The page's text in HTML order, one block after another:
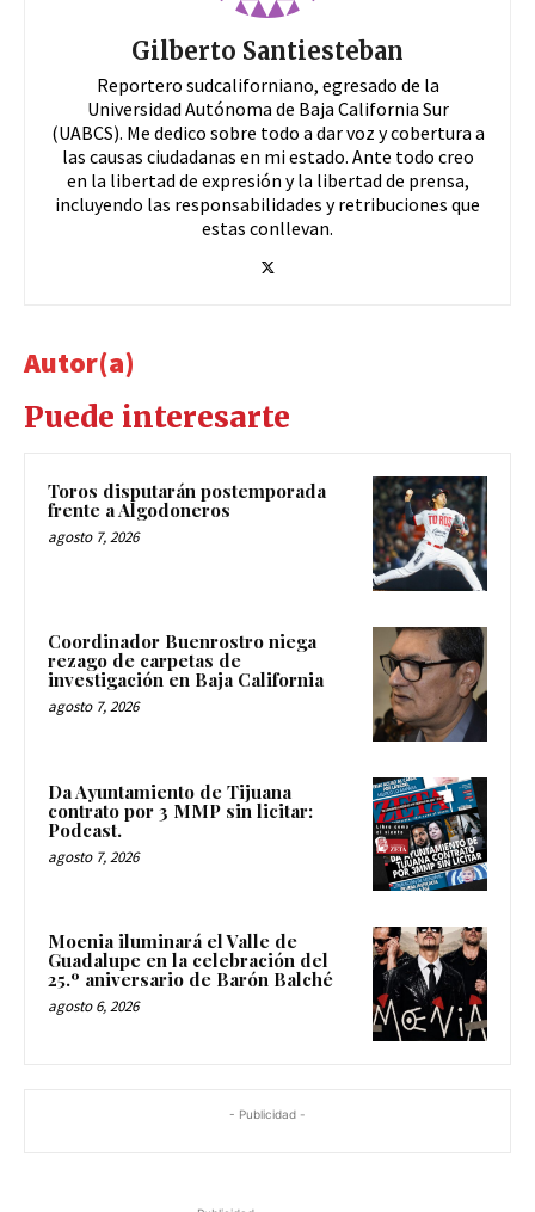
Gilberto Santiesteban
Reportero sudcaliforniano, egresado de la
Universidad Autónoma de Baja California Sur
(UABCS). Me dedico sobre todo a dar voz y cobertura a
las causas ciudadanas en mi estado. Ante todo creo
en la libertad de expresión y la libertad de prensa,
incluyendo las responsabilidades y retribuciones que
estas conllevan.
Autor(a)
Puede interesarte
Toros disputarán postemporada
frente a Algodoneros
agosto 7, 2026
Coordinador Buenrostro niega
rezago de carpetas de
investigación en Baja California
agosto 7, 2026
Da Ayuntamiento de Tijuana
contrato por 3 MMP sin licitar:
Podcast.
agosto 7, 2026
Moenia iluminará el Valle de
Guadalupe en la celebración del
25.º aniversario de Barón Balché
agosto 6, 2026
- Publicidad -